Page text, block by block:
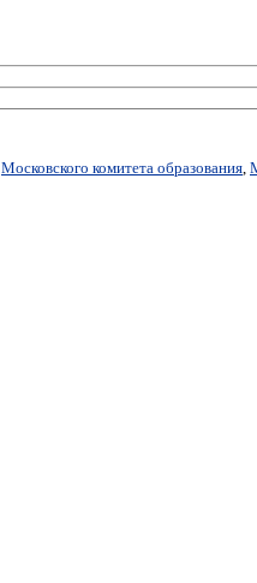
Московского комитета образования,